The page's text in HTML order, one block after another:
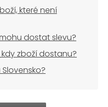
které není
dostat slevu?
zboží dostanu?